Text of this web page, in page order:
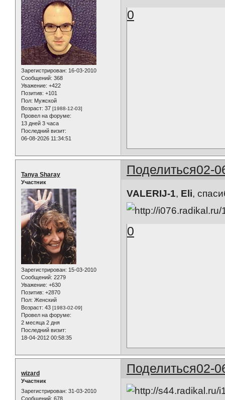
Зарегистрирован: 16-03-2010
Сообщений: 368
Уважение: +422
Позитив: +101
Пол: Мужской
Возраст: 37 [1988-12-03]
Провел на форуме:
13 дней 3 часа
Последний визит:
06-08-2026 11:34:51
0
Поделиться02-
Tanya Sharay
Участник
Зарегистрирован: 15-03-2010
Сообщений: 2279
Уважение: +630
Позитив: +2870
Пол: Женский
Возраст: 43 [1983-02-09]
Провел на форуме:
2 месяца 2 дня
Последний визит:
18-04-2012 00:58:35
VALERIJ-1, Eli,
0
Поделиться02-
wizard
Участник
Зарегистрирован: 31-03-2010
Сообщений: 678